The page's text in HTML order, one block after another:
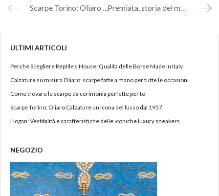
Scarpe Torino: Oliaro Calzature un icona del lusso dal 1957 Premiata, storia del marchio calzaturiero Made In Italy
ULTIMI ARTICOLI
Perché Scegliere Reptile’s House: Qualità delle Borse Made in Italy
Calzature su misura Oliaro: scarpe fatte a mano per tutte le occasioni
Come trovare le scarpe da cerimonia perfette per te
Scarpe Torino: Oliaro Calzature un icona del lusso dal 1957
Hogan: Vestibilità e caratteristiche delle iconiche luxury sneakers
NEGOZIO